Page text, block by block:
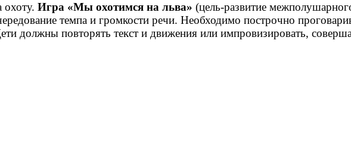
охоту. Игра «Мы охотимся на льва» (цель-развитие
темпа и громкости речи. Необходимо построчно
должны повторять текст и движения или импровизировать,